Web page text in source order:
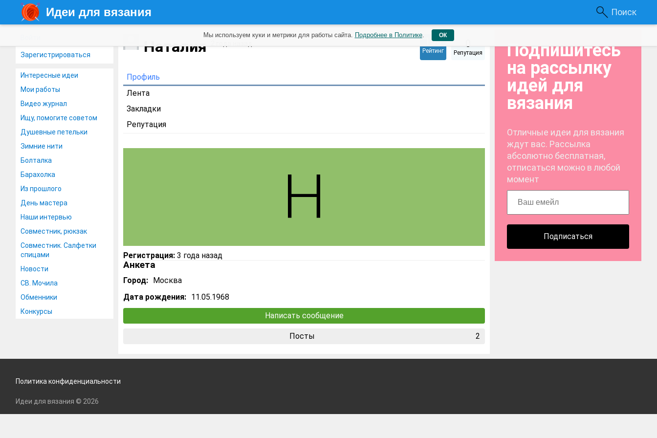
Идеи для вязания Поиск
Зарегистрироваться
Интересные идеи
Мои работы
Видео журнал
Ищу, помогите советом
Душевные петельки
Зимние нити
Болталка
Барахолка
Из прошлого
День мастера
Наши интервью
Совместник, рюкзак
Совместник. Салфетки
спицами
Новости
СВ. Мочила
Обменники
Конкурсы
Наталия 155
Рейтинг
0
Репутация
Профиль
Лента
Закладки
Репутация
Регистрация: 3 года назад
Анкета
Город: Москва
Дата рождения: 11.05.1968
Написать сообщение
Посты 2
Подпишитесь
на рассылку
идей для
вязания
Отличные идеи для вязания
ждут вас. Рассылка
абсолютно бесплатная,
отписаться можно в любой
момент
Подписаться
Мы используем куки и метрики для работы сайта. Подробнее в Политике. ОК
Политика конфиденциальности
Идеи для вязания © 2026